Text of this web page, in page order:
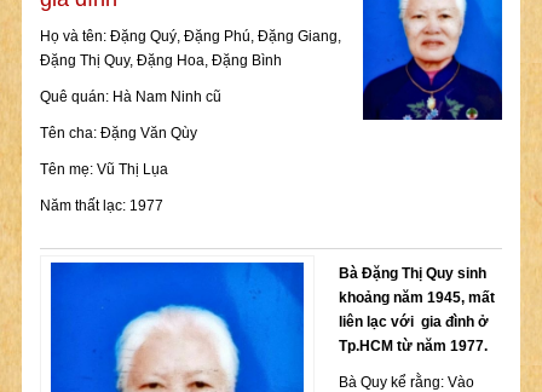
Họ và tên: Đặng Quý, Đặng Phú, Đặng Giang,
Đặng Thị Quy, Đặng Hoa, Đặng Bình
Quê quán: Hà Nam Ninh cũ
Tên cha: Đặng Văn Qùy
Tên mẹ: Vũ Thị Lụa
Năm thất lạc: 1977
Bà Đặng Thị Quy sinh
khoảng năm 1945, mất
liên lạc với gia đìnhở
Tp.HCM từ năm 1977.
Bà Quy kể rằng: Vào